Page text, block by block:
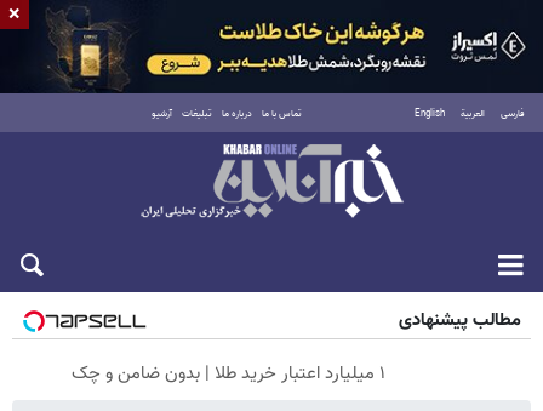
فارسی العربية English تماس با ما درباره ما تبلیغات آرشیو
جمعه ۱۶ مرداد ۱۴۰۵
مطالب پیشنهادی
۱ میلیارد اعتبار خرید طلا | بدون ضامن و چک
×